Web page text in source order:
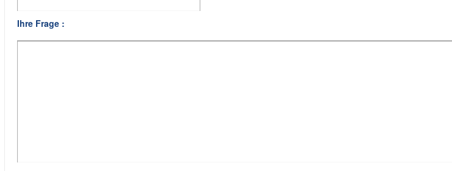
Ihre Frage :